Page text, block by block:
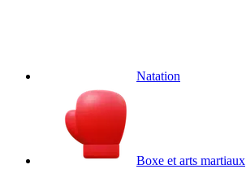
Natation
Boxe et arts martiaux